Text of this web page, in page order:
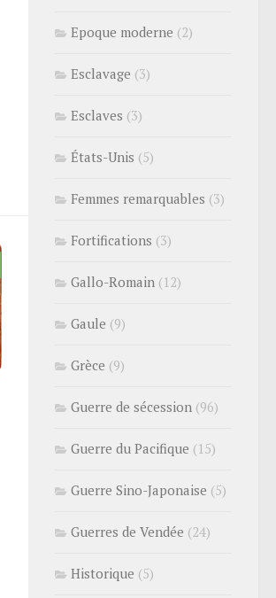
Epoque moderne (2)
Esclavage (3)
Esclaves (3)
États-Unis (5)
Femmes remarquables (3)
Fortifications (3)
Gallo-Romain (12)
Gaule (9)
Grèce (9)
Guerre de sécession (96)
Guerre du Pacifique (15)
Guerre Sino-Japonaise (5)
Guerres de Vendée (24)
Historique (5)